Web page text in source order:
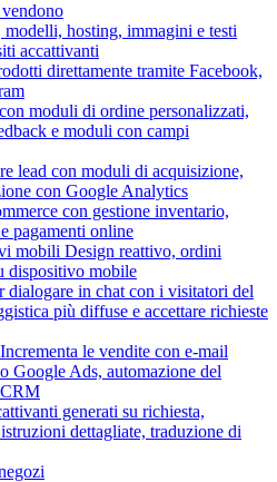
hosting, immagini e testi
accattivanti
direttamente tramite Facebook,
moduli di ordine personalizzati,
e moduli con campi
lead con moduli di acquisizione,
con Google Analytics
con gestione inventario,
pagamenti online
mobili Design reattivo, ordini
dispositivo mobile
dialogare in chat con i visitatori del
più diffuse e accettare richieste
Incrementa le vendite con e-mail
Google Ads, automazione del
generati su richiesta,
dettagliate, traduzione di